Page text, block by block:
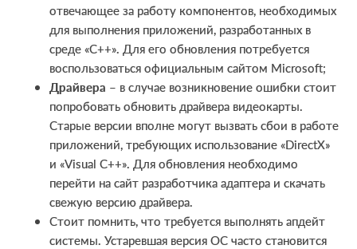
отвечающее за работу компонентов, необходимых
для выполнения приложений, разработанных в
среде «C++». Для его обновления потребуется
воспользоваться официальным сайтом Microsoft;
Драйвера – в случае возникновение ошибки стоит
попробовать обновить драйвера видеокарты.
Старые версии вполне могут вызвать сбои в работе
приложений, требующих использование «DirectX»
и «Visual C++». Для обновления необходимо
перейти на сайт разработчика адаптера и скачать
свежую версию драйвера.
Стоит помнить, что требуется выполнять апдейт
системы. Устаревшая версия ОС часто становится